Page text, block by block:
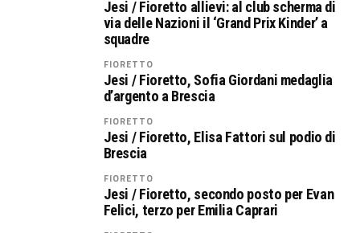
Jesi / Fioretto allievi: al club scherma di
via delle Nazioni il ‘Grand Prix Kinder’ a
squadre
FIORETTO
Jesi / Fioretto, Sofia Giordani medaglia
d’argento a Brescia
FIORETTO
Jesi / Fioretto, Elisa Fattori sul podio di
Brescia
FIORETTO
Jesi / Fioretto, secondo posto per Evan
Felici, terzo per Emilia Caprari